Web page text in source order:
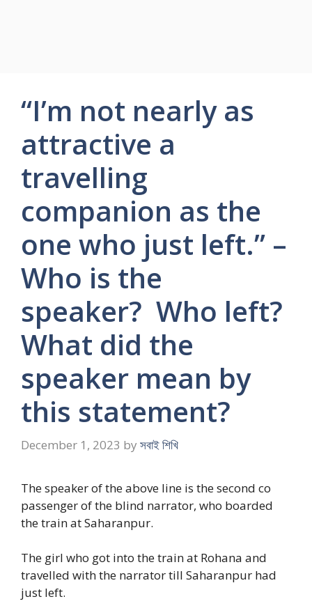
“I’m not nearly as
attractive a
travelling
companion as the
one who just left.” –
Who is the
speaker? Who left?
What did the
speaker mean by
this statement?
December 1, 2023 by সবাই শিখি
The speaker of the above line is the second co
passenger of the blind narrator, who boarded
the train at Saharanpur.
The girl who got into the train at Rohana and
travelled with the narrator till Saharanpur had
just left.